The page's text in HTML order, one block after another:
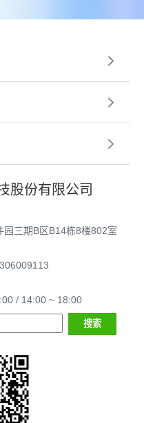
股份有限公司
三期B区B14栋8楼802室
/ 14:00 ~ 18:00